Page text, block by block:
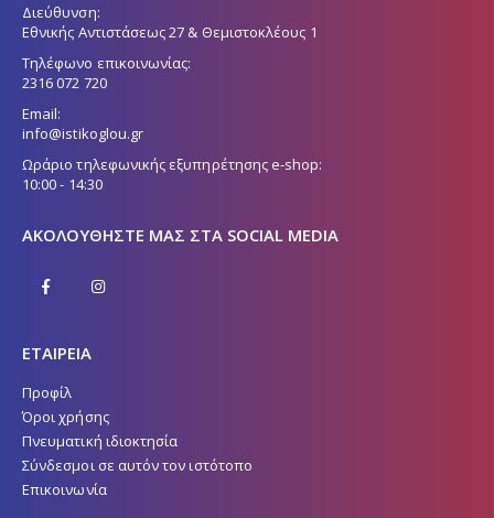
Διεύθυνση:
Εθνικής Αντιστάσεως 27 & Θεμιστοκλέους 1
Τηλέφωνο επικοινωνίας:
2316 072 720
Email:
info@istikoglou.gr
Ωράριο τηλεφωνικής εξυπηρέτησης e-shop:
10:00 - 14:30
ΑΚΟΛΟΥΘΉΣΤΕ ΜΑΣ ΣΤΑ SOCIAL MEDIA
ΕΤΑΙΡΕΙΑ
Προφίλ
Όροι χρήσης
Πνευματική ιδιοκτησία
Σύνδεσμοι σε αυτόν τον ιστότοπο
Επικοινωνία